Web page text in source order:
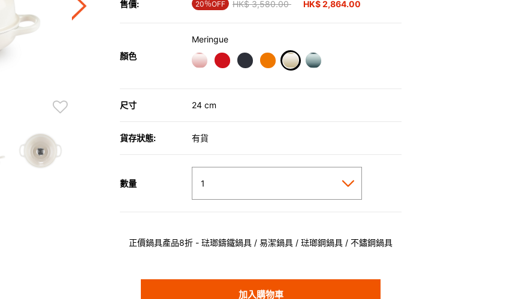
售價: 20％OFF Price reduced from
HK$ 3,580.00 HK$ 2,864.00
顏色
Meringue
尺寸 24 cm
貨存狀態: 有貨
數量
正價鍋具產品8折 - 琺瑯鑄鐵鍋具 / 易潔鍋具 / 琺瑯鋼鍋具 / 不鏽鋼鍋具
加入購物車